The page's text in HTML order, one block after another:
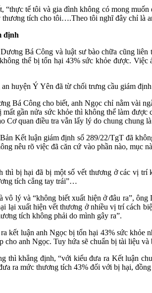
“thực tế tôi và gia đình không có mong
tích cho tôi….Theo tôi nghĩ đây chỉ là
định
Bá Công và luật sư bào chữa cũng
thể bị tổn hại 43% sức khỏe được.
huyện Ý Yên đã từ chối trưng cầu giám
Bá Công cho biết, anh Ngọc chỉ nằm vài
gần nửa sức khỏe thì không thể làm
Cơ quan điều tra vẫn lấy lý do chung
Kết luận giám định số 289/22/TgT đã
nêu rõ việc đã căn cứ vào phần nào, mục
thì bị hại đã bị một số vết thương ở các vị trí
tích cẳng tay trái”…
vô lý và “không biết xuất hiện ở đâu ra”,
lại xuất hiện vết thương ở nhiều vị trí cách
tích không phải do mình gây ra”.
kết luận anh Ngọc bị tổn hại 43% sức
anh Ngọc. Tuy hứa sẽ chuẩn bị tài liệu
thì khẳng định, “với kiểu đưa ra Kết luận
ra mức thương tích 43% đối với bị hại,